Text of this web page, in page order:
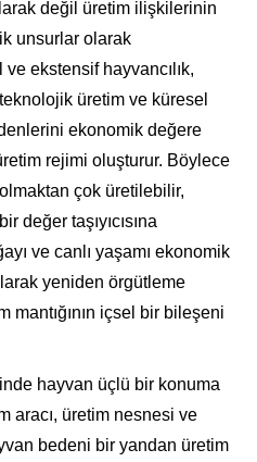
değil üretim ilişkilerinin
unsurlar olarak
ve ekstensif hayvancılık,
üretim ve küresel
ekonomik değere
rejimi oluşturur. Böylece
çok üretilebilir,
değer taşıyıcısına
ve canlı yaşamı ekonomik
yeniden örgütleme
mantığının içsel bir bileşeni
hayvan üçlü bir konuma
aracı, üretim nesnesi ve
bedeni bir yandan üretim